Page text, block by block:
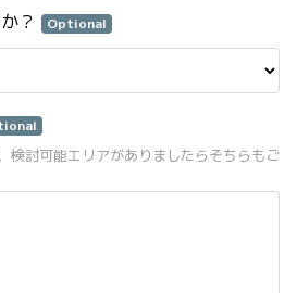
？ Optional
検討可能エリアがありましたらそちらもご